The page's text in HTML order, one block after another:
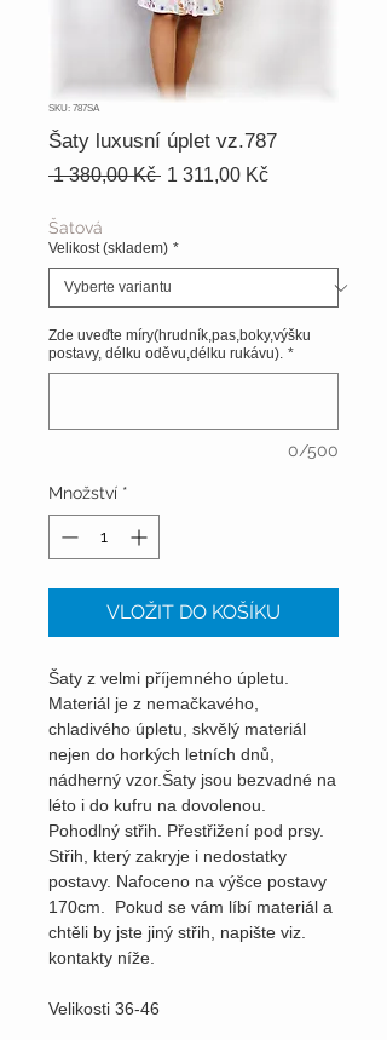
SKU: 787SA
Šaty luxusní úplet vz.787
1 380,00 Kč Běžná
1 311,00 KčZvýhodněná
Šatová
Velikost (skladem) *
Zde uveďte míry(hrudník,pas,boky,výšku
postavy, délku oděvu,délku rukávu). *
0/500
Množství *
VLOŽIT DO KOŠÍKU
Šaty z velmi příjemného úpletu.
Materiál je z nemačkavého,
chladivého úpletu, skvělý materiál
nejen do horkých letních dnů,
nádherný vzor.Šaty jsou bezvadné na
léto i do kufru na dovolenou.
Pohodlný střih. Přestřižení pod prsy.
Střih, který zakryje i nedostatky
postavy. Nafoceno na výšce postavy
170cm. Pokud se vám líbí materiál a
chtěli by jste jiný střih, napište viz.
kontakty níže.
Velikosti 36-46